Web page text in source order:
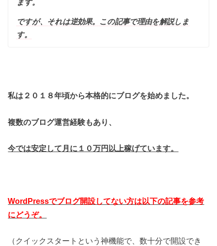
ます。
ですが、それは逆効果。この記事で理由を解説しま
す。
私は２０１８年頃から本格的にブログを始めました。
複数のブログ運営経験もあり、
今では安定して月に１０万円以上稼げています。
WordPressでブログ開設してない方は以下の記事を参考
にどうぞ。
（クイックスタートという神機能で、数十分で開設でき